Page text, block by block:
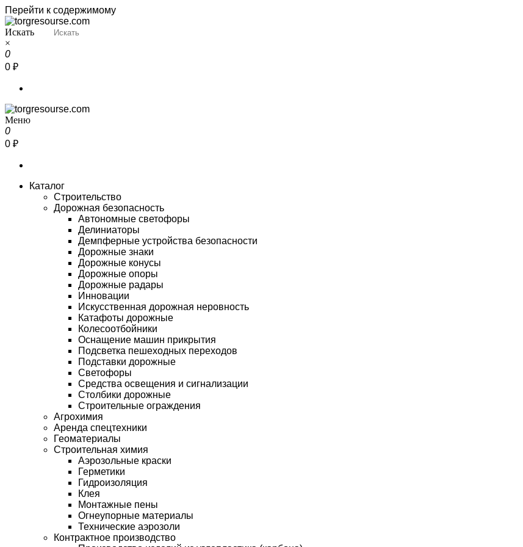
Перейти к содержимому
Torgresourse
Промышленный маркетплейс
Искать
×
0
0 ₽
Torgresourse
Промышленный маркетплейс
Меню
0
0 ₽
Каталог
Строительство
Дорожная безопасность
Автономные светофоры
Делиниаторы
Демпферные устройства безопасности
Дорожные знаки
Дорожные конусы
Дорожные опоры
Дорожные радары
Инновации
Искусственная дорожная неровность
Катафоты дорожные
Колесоотбойники
Оснащение машин прикрытия
Подсветка пешеходных переходов
Подставки дорожные
Светофоры
Средства освещения и сигнализации
Столбики дорожные
Строительные ограждения
Агрохимия
Аренда спецтехники
Геоматериалы
Строительная химия
Аэрозольные краски
Герметики
Гидроизоляция
Клея
Монтажные пены
Огнеупорные материалы
Технические аэрозоли
Контрактное производство